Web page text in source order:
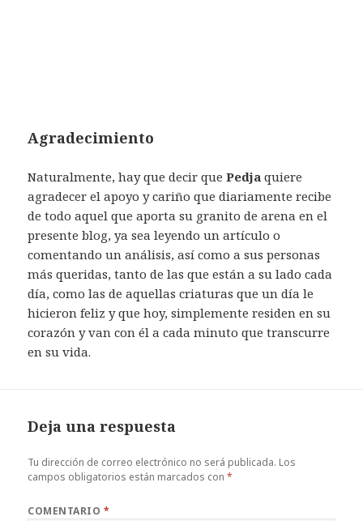
Agradecimiento
Naturalmente, hay que decir quePedja quiere
agradecer el apoyo y cariño que diariamente recibe
de todo aquel que aporta su granito de arena en el
presente blog, ya sea leyendo un artículo o
comentando un análisis, así como a sus personas
más queridas, tanto de las que están a su lado cada
día, como las de aquellas criaturas que un día le
hicieron feliz y que hoy, simplemente residen en su
corazón y van con él a cada minuto que transcurre
en su vida.
Deja una respuesta
Tu dirección de correo electrónico no será publicada. Los
campos obligatorios están marcados con*
COMENTARIO *